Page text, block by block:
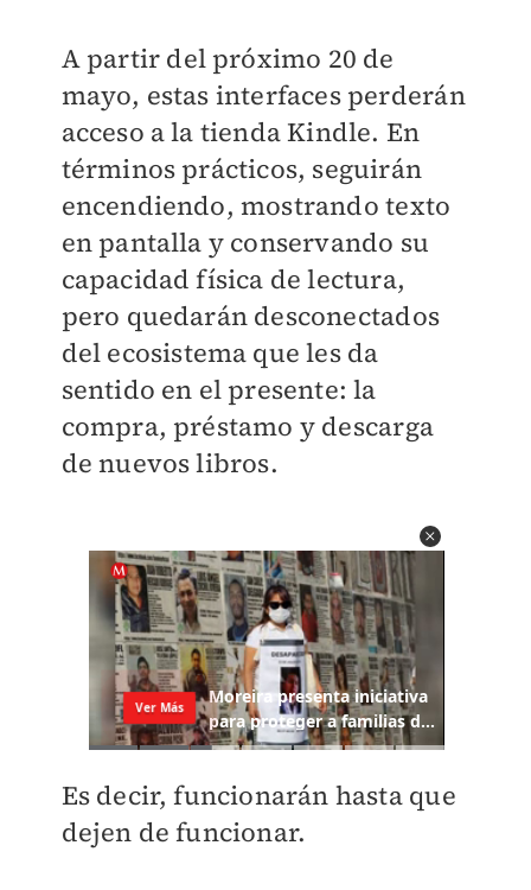
A partir del próximo 20 de
mayo, estas interfaces perderán
acceso a la tienda Kindle. En
términos prácticos, seguirán
encendiendo, mostrando texto
en pantalla y conservando su
capacidad física de lectura,
pero quedarán desconectados
del ecosistema que les da
sentido en el presente: la
compra, préstamo y descarga
de nuevos libros.
Es decir, funcionarán hasta que
dejen de funcionar.